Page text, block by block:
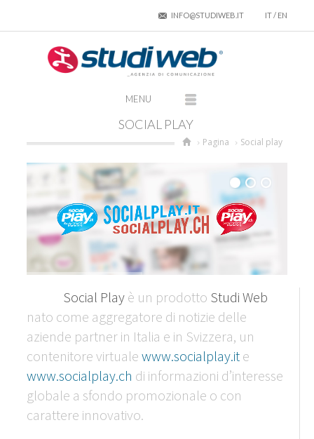
INFO@STUDIWEB.IT IT/ EN
SOCIAL PLAY
Pagina Social play
Social Play è un prodotto Studi Web
nato come aggregatore di notizie delle
aziende partner in Italia e in Svizzera, un
contenitore virtuale www.socialplay.it e
www.socialplay.ch di informazioni d’interesse
globale a sfondo promozionale o con
carattere innovativo.